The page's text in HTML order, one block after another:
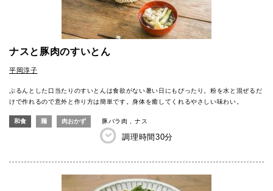
ナスと豚肉のすいとん
平岡淳子
ぷるんとした口当たりのすいとんは食欲がない暑い日にもぴったり。粉を水と混ぜるだ
けで作れるので意外と作り方は簡単です。身体を癒してくれるやさしい味わい。
和食 麺 肉おかず 豚バラ肉 ナス
調理時間30分